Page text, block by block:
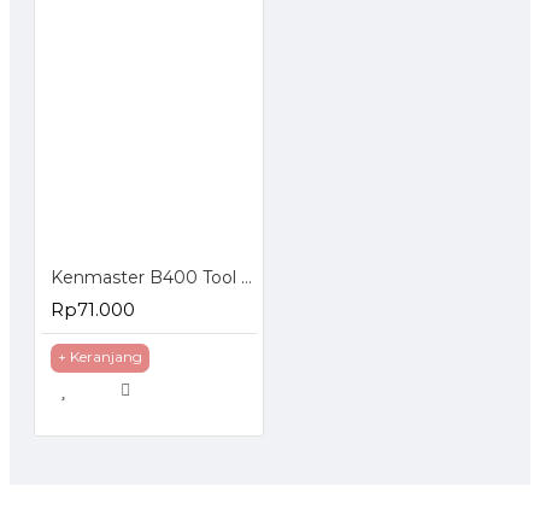
Kenmaster B400 Tool Box
Rp71.000
+ Keranjang